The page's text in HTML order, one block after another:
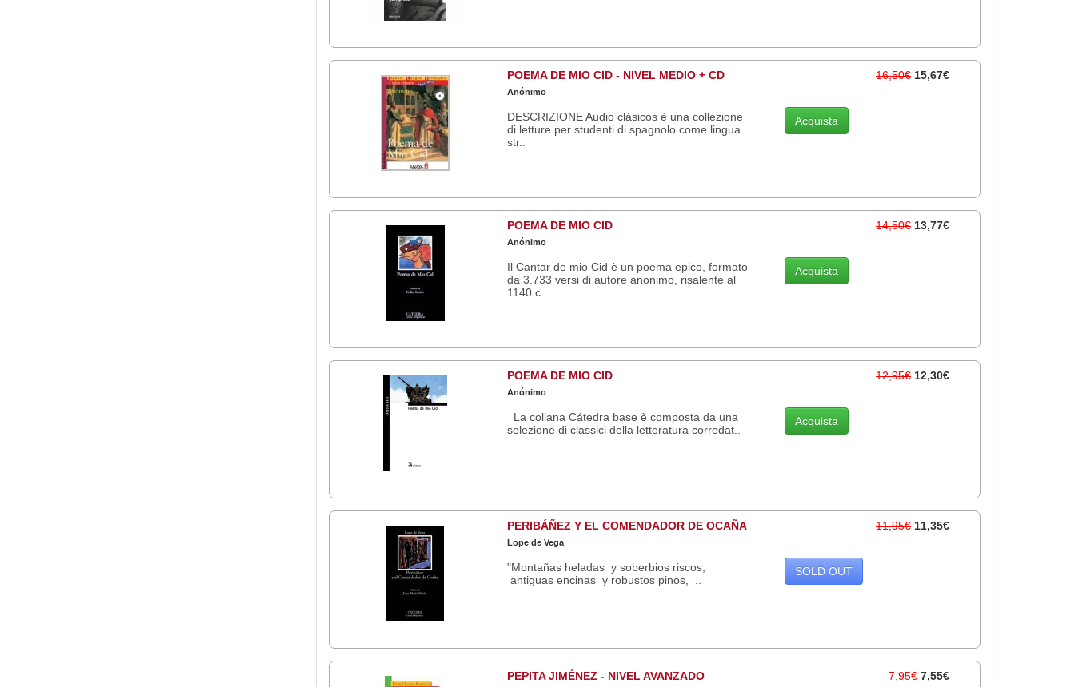
POEMA DE MIO CID - NIVEL MEDIO + CD
Anónimo
DESCRIZIONE Audio clásicos è una collezione
di letture per studenti di spagnolo come lingua
str..
16,50€ 15,67€
Acquista
POEMA DE MIO CID
Anónimo
Il Cantar de mio Cid è un poema epico, formato
da 3.733 versi di autore anonimo, risalente al
1140 c..
14,50€ 13,77€
Acquista
POEMA DE MIO CID
Anónimo
La collana Cátedra base è composta da una
selezione di classici della letteratura corredat..
12,95€ 12,30€
Acquista
PERIBÁÑEZ Y EL COMENDADOR DE OCAÑA
Lope de Vega
"Montañas heladas y soberbios riscos,
antiguas encinas y robustos pinos, ..
11,95€ 11,35€
SOLD OUT
PEPITA JIMÉNEZ - NIVEL AVANZADO 7,95€ 7,55€